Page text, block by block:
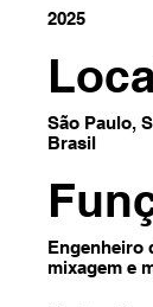
2025
São Paulo,
Brasil
Engenheiro
mixagem e